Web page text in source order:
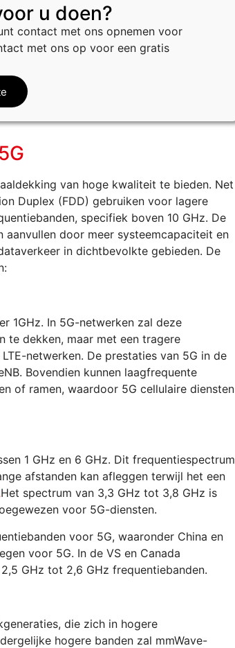
u doen?
contact met ons opnemen voor
met ons op voor een gratis
van hoge kwaliteit te bieden. Net
Duplex (FDD) gebruiken voor lagere
specifiek boven 10 GHz. De
door meer systeemcapaciteit en
in dichtbevolkte gebieden. De
1GHz. In 5G-netwerken zal deze
te dekken, maar met een tragere
netwerken. De prestaties van 5G in de
Bovendien kunnen laagfrequente
of ramen, waardoor 5G cellulaire diensten
1 GHz en 6 GHz. Dit frequentiespectrum
afstanden kan afleggen terwijl het een
Het spectrum van 3,3 GHz tot 3,8 GHz is
voor 5G-diensten.
voor 5G, waaronder China en
voor 5G. In de VS en Canada
GHz tot 2,6 GHz frequentiebanden.
die zich in hogere
hogere banden zal mmWave-